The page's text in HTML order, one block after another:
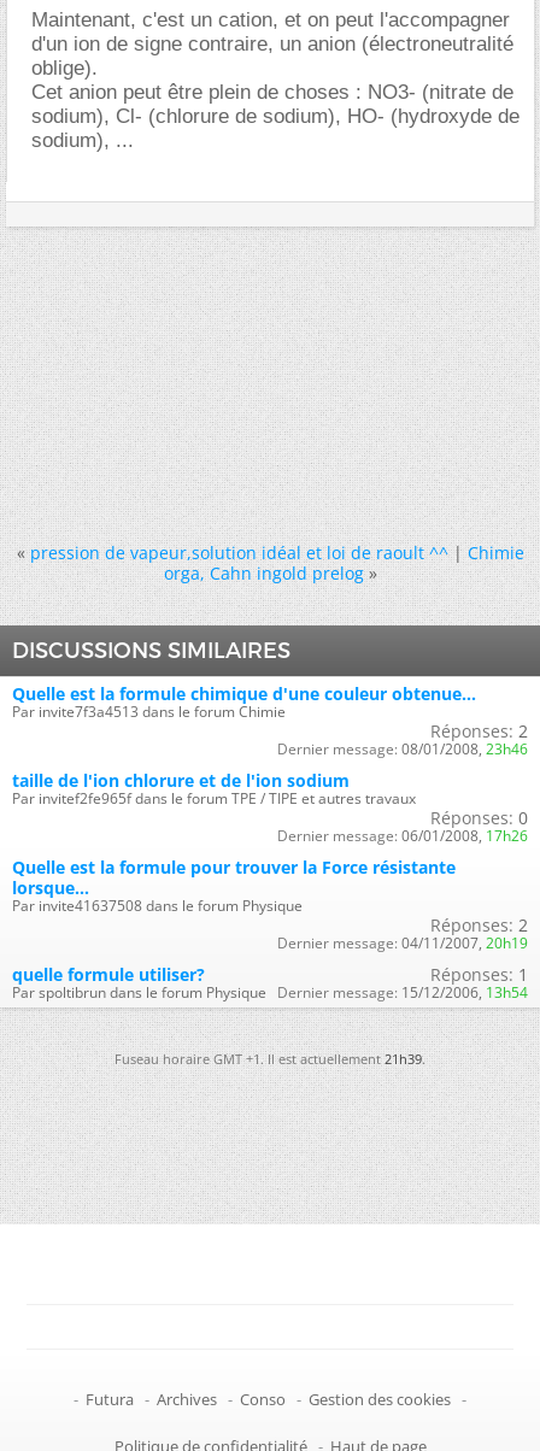
Maintenant, c'est un cation, et on peut l'accompagner
d'un ion de signe contraire, un anion (électroneutralité
oblige).
Cet anion peut être plein de choses : NO3- (nitrate de
sodium), Cl- (chlorure de sodium), HO- (hydroxyde de
sodium), ...
« pression de vapeur,solution idéal et loi de raoult ^^| Chimie
orga, Cahn ingold prelog »
DISCUSSIONS SIMILAIRES
Quelle est la formule chimique d'une couleur obtenue...
Par invite7f3a4513 dans le forum Chimie
Réponses: 2
Dernier message: 08/01/2008, 23h46
taille de l'ion chlorure et de l'ion sodium
Par invitef2fe965f dans le forum TPE / TIPE et autres travaux
Réponses: 0
Dernier message: 06/01/2008, 17h26
Quelle est la formule pour trouver la Force résistante
lorsque...
Par invite41637508 dans le forum Physique
Réponses: 2
Dernier message: 04/11/2007, 20h19
quelle formule utiliser?
Par spoltibrun dans le forum Physique
Réponses: 1
Dernier message: 15/12/2006, 13h54
Fuseau horaire GMT +1. Il est actuellement21h39.
- Futura - Archives - Conso - Gestion des cookies -
Politique de confidentialité - Haut de page